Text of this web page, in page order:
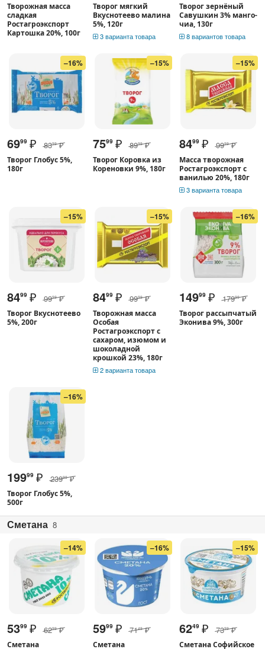
Творожная масса
сладкая
Ростагроэкспорт
Картошка 20%, 100г
Творог мягкий
Вкуснотеево малина
5%, 120г
3 варианта товара
Творог зернёный
Савушкин 3% манго-
чиа, 130г
8 вариантов товара
–16%
6999 ₽ 8399 ₽
Творог Глобус 5%,
180г
–15%
7599 ₽ 8999 ₽
Творог Коровка из
Кореновки 9%, 180г
–15%
8499 ₽ 9999 ₽
Масса творожная
Ростагроэкспорт с
ванилью 20%, 180г
3 варианта товара
–15%
8499 ₽ 9999 ₽
Творог Вкуснотеево
5%, 200г
–15%
8499 ₽ 9999 ₽
Творожная масса
Особая
Ростагроэкспорт с
сахаром, изюмом и
шоколадной
крошкой 23%, 180г
2 варианта товара
–16%
14999 ₽ 17999 ₽
Творог рассыпчатый
Эконива 9%, 300г
–16%
19999 ₽ 23999 ₽
Творог Глобус 5%,
500г
Сметана 8
–14%
5399 ₽ 6299 ₽
Сметана
–16%
5999 ₽ 7149 ₽
Сметана
–15%
6249 ₽ 7399 ₽
Сметана Софийское